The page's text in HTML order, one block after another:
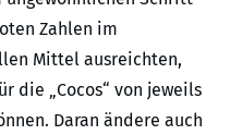
Zahlen im
Mittel ausreichten,
die „Cocos“ von jeweils
Daran ändere auch